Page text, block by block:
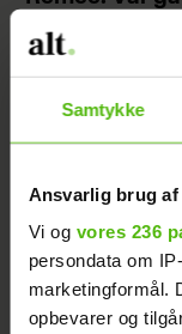
Samtykke
Ansvarlig brug af
Vi og vores 236
persondata om
marketingformål.
opbevarer og